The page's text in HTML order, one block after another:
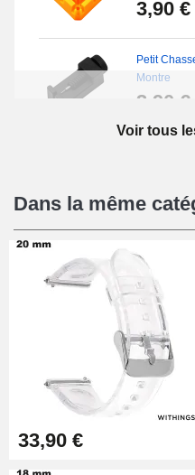
3,90 €
Petit
Montre
3,90 €
Chasses
19,08
Chasse-
4,90 €
Outil
Montre
49,92 €
Outil
Voir tous
Dans la même
33,90 €